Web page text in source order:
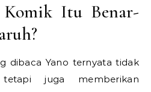
Itu Benar-
dibaca Yano ternyata tidak
juga memberikan